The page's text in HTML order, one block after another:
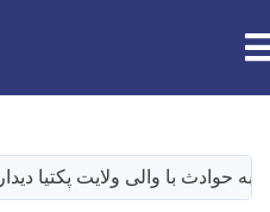
main
content
حوادث با والی ولایت پکتیا